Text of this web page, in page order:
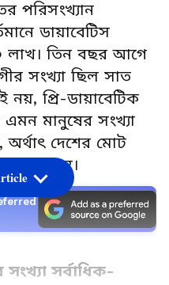
পরিসংখ্যান
ডায়াবেটিস
লাখ। তিন বছর আগে
সংখ্যা ছিল সাত
নয়, প্রি-ডায়াবেটিক
এমন মানুষের সংখ্যা
অর্থাৎ দেশের মোট
আক্রান্ত।
সর্বাধিক-